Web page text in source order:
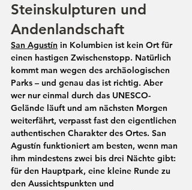
Steinskulpturen und
Andenlandschaft
San Agustín in Kolumbien ist kein Ort für
einen hastigen Zwischenstopp. Natürlich
kommt man wegen des archäologischen
Parks – und genau das ist richtig. Aber
wer nur einmal durch das UNESCO-
Gelände läuft und am nächsten Morgen
weiterfährt, verpasst fast den eigentlichen
authentischen Charakter des Ortes. San
Agustín funktioniert am besten, wenn man
ihm mindestens zwei bis drei Nächte gibt:
für den Hauptpark, eine kleine Runde zu
den Aussichtspunkten und